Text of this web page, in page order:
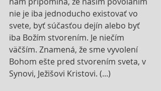
nie je iba jednoducho existovať vo
svete, byť súčasťou dejín alebo byť
iba Božím stvorením. Je niečím
väčším. Znamená, že sme vyvolení
Bohom ešte pred stvorením sveta, v
Synovi, Ježišovi Kristovi. (...)